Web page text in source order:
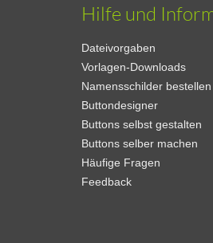
Hilfe und
Dateivorgaben
Vorlagen-Downloads
Namensschilder bestellen
Buttondesigner
Buttons selbst gestalten
Buttons selber machen
Häufige Fragen
Feedback